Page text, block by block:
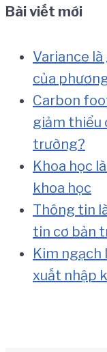
Bài viết mới
Variance
của
Carbon
giảm thiểu
trường?
Khoa học
khoa học
Thông tin
tin cơ bản
Kim ngạch
xuất nhập